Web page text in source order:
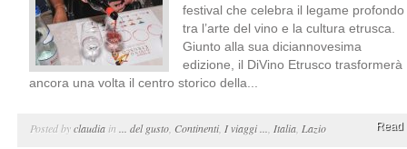
festival che celebra il legame profondo
tra l’arte del vino e la cultura etrusca.
Giunto alla sua diciannovesima
edizione, il DiVino Etrusco trasformerà
ancora una volta il centro storico della...
Posted byclaudia in ... del gusto Continenti, I viaggi ... Italia Lazio Read